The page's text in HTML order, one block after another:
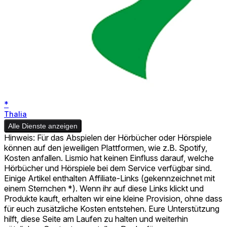
*
Thalia
Alle Dienste anzeigen
Hinweis: Für das Abspielen der Hörbücher oder Hörspiele
können auf den jeweiligen Plattformen, wie z.B. Spotify,
Kosten anfallen. Lismio hat keinen Einfluss darauf, welche
Hörbücher und Hörspiele bei dem Service verfügbar sind.
Einige Artikel enthalten Affiliate-Links (gekennzeichnet mit
einem Sternchen *). Wenn ihr auf diese Links klickt und
Produkte kauft, erhalten wir eine kleine Provision, ohne dass
für euch zusätzliche Kosten entstehen. Eure Unterstützung
hilft, diese Seite am Laufen zu halten und weiterhin